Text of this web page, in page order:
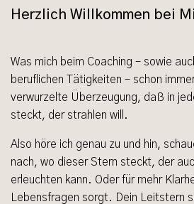
Herzlich Willkommen bei
Was mich beim Coaching – sowie
beruflichen Tätigkeiten – schon
verwurzelte Überzeugung, daß in
steckt, der strahlen will.
Also höre ich genau zu und hin,
nach, wo dieser Stern steckt, der
erleuchten kann. Oder für mehr
Lebensfragen sorgt. Dein Leitstern